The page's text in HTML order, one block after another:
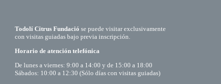
Todolí Citrus Fundació se puede visitar exclusivamente
con visitas guiadas bajo previa inscripción.
Horario de atención telefónica
De lunes a viernes: 9:00 a 14:00 y de 15:00 a 18:00
Sábados: 10:00 a 12:30 (Sólo días con visitas guiadas)